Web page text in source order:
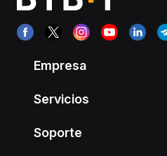
Empresa
Servicios
Soporte